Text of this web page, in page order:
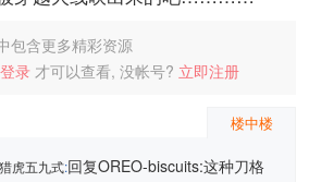
包含更多精彩资源
登录 才可以查看, 没帐号? 立即注册
楼中楼
猎虎五九式:回复OREO-biscuits:这种刀格